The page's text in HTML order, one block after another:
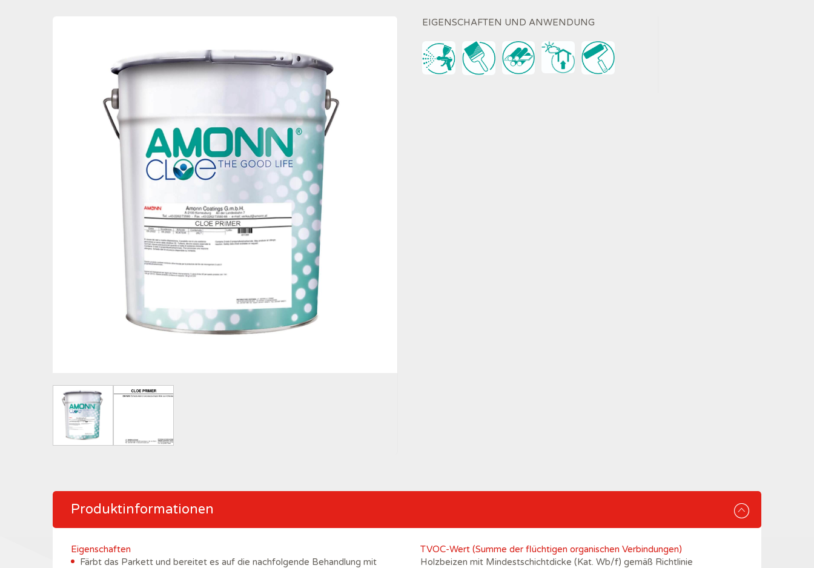
EIGENSCHAFTEN UND ANWENDUNG
Produktinformationen
Eigenschaften
Färbt das Parkett und bereitet es auf die nachfolgende Behandlung mit
TVOC-Wert (Summe der flüchtigen organischen Verbindungen)
Holzbeizen mit Mindestschichtdicke (Kat. Wb/f) gemäß Richtlinie